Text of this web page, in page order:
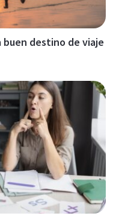
buen destino de viaje